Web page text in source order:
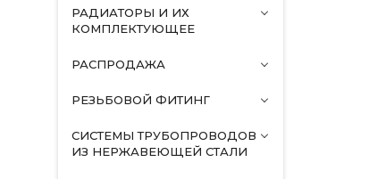
РАДИАТОРЫ И ИХ
КОМПЛЕКТУЮЩЕЕ
РАСПРОДАЖА
РЕЗЬБОВОЙ ФИТИНГ
СИСТЕМЫ ТРУБОПРОВОДОВ
ИЗ НЕРЖАВЕЮЩЕЙ СТАЛИ